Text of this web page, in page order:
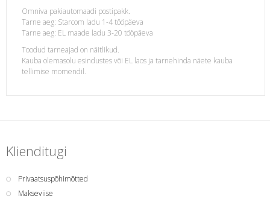
Omniva pakiautomaadi postipakk.
Tarne aeg: Starcom ladu 1-4 tööpäeva
Tarne aeg: EL maade ladu 3-20 tööpäeva
Toodud tarneajad on näitlikud.
Kauba olemasolu esindustes või EL laos ja tarnehinda näete kauba
tellimise momendil.
Klienditugi
Privaatsuspõhimõtted
Makseviise